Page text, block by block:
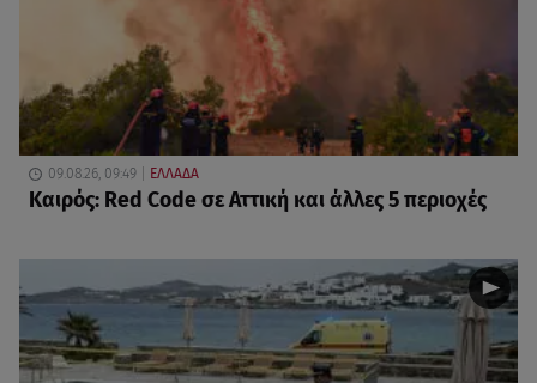
09.08.26, 09:49 ΕΛΛΑΔΑ
Καιρός: Red Code σε Αττική και άλλες 5 περιοχές